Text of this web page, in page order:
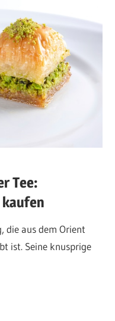
Tee:
die aus dem Orient
ist. Seine knusprige